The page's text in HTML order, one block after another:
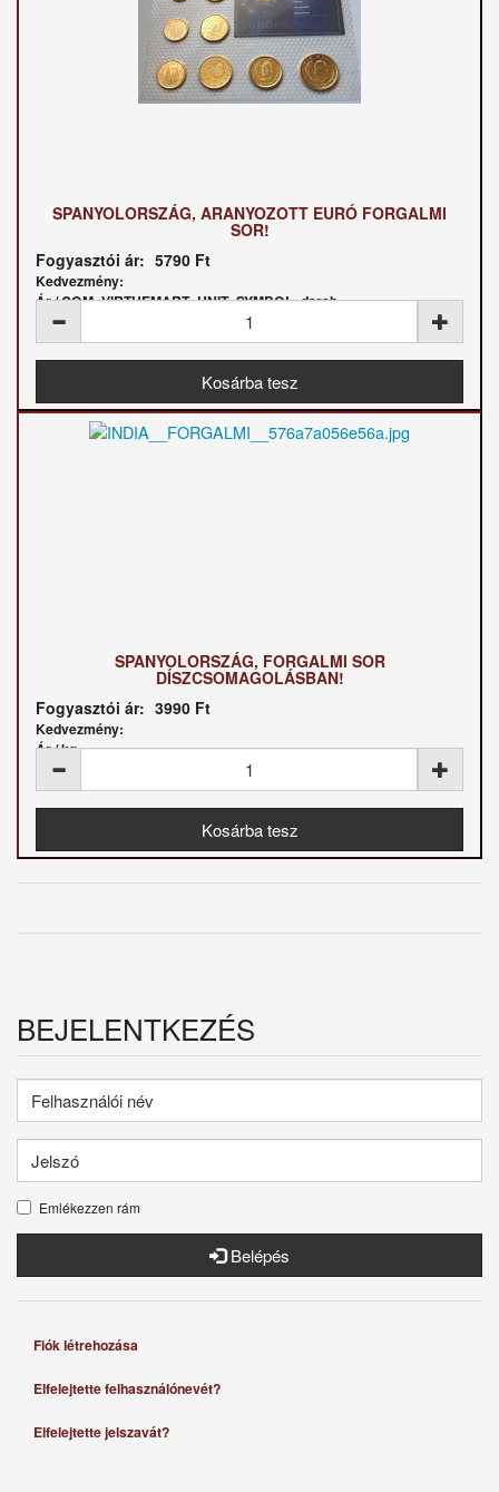
SPANYOLORSZÁG, ARANYOZOTT EURÓ FORGALMI
SOR!
Fogyasztói ár: 5790 Ft
Kedvezmény:
Ár / COM_VIRTUEMART_UNIT_SYMBOL_darab:
SPANYOLORSZÁG, FORGALMI SOR
DÍSZCSOMAGOLÁSBAN!
Fogyasztói ár: 3990 Ft
Kedvezmény:
Ár / kg:
BEJELENTKEZÉS
Emlékezzen rám
Belépés
Fiók létrehozása
Elfelejtette felhasználónevét?
Elfelejtette jelszavát?